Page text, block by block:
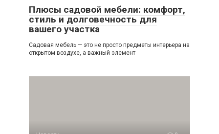
Плюсы садовой мебели: комфорт,
стиль и долговечность для
вашего участка
Садовая мебель — это не просто предметы интерьера на
открытом воздухе, а важный элемент